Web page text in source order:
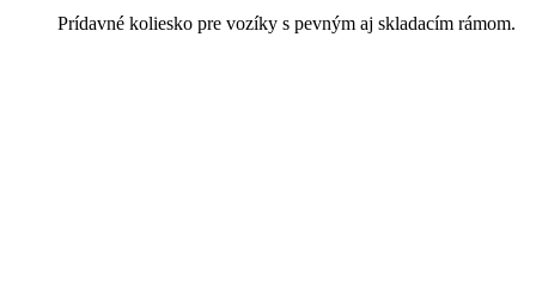
Prídavné koliesko pre vozíky s pevným aj skladacím rámom.